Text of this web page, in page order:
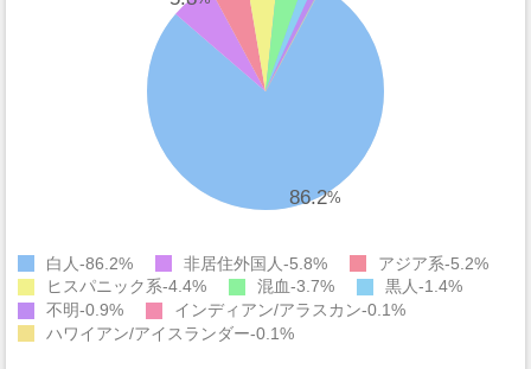
86.2%
白人 86.2% 非居住外国人 5.8% アジア系 5.2%
ヒスパニック系 4.4% 混血 3.7% 黒人 1.4%
不明 0.9% インディアン/アラスカン 0.1%
ハワイアン/アイスランダー 0.1%